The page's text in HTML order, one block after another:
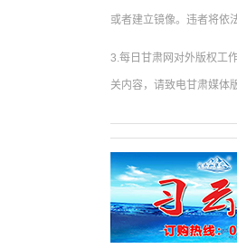
或者建立镜像。违者将依
3.每日甘肃网对外版权工
关内容，请致电甘肃媒体